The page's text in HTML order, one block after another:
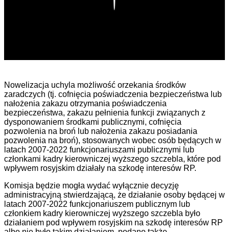
Nowelizacja uchyla możliwość orzekania środków
zaradczych (tj. cofnięcia poświadczenia bezpieczeństwa lub
nałożenia zakazu otrzymania poświadczenia
bezpieczeństwa, zakazu pełnienia funkcji związanych z
dysponowaniem środkami publicznymi, cofnięcia
pozwolenia na broń lub nałożenia zakazu posiadania
pozwolenia na broń), stosowanych wobec osób będących w
latach 2007-2022 funkcjonariuszami publicznymi lub
członkami kadry kierowniczej wyższego szczebla, które pod
wpływem rosyjskim działały na szkodę interesów RP.
Komisja będzie mogła wydać wyłącznie decyzję
administracyjną stwierdzającą, że działanie osoby będącej w
latach 2007-2022 funkcjonariuszem publicznym lub
członkiem kadry kierowniczej wyższego szczebla było
działaniem pod wpływem rosyjskim na szkodę interesów RP